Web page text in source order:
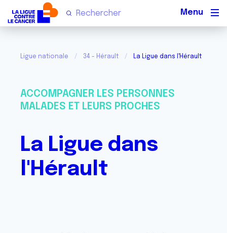
Ligue nationale 34 - Hérault La Ligue dans l'Hérault
ACCOMPAGNER LES PERSONNES
MALADES ET LEURS PROCHES
La Ligue dans
l'Hérault